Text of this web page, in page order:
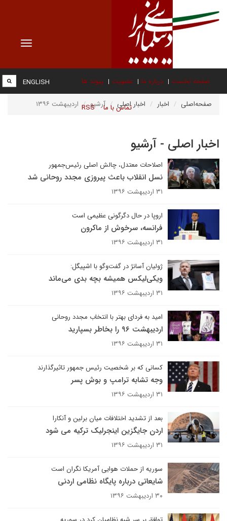
Toggle
صفحه نخست درباره ما عضویت پیوند ها
تماس با ما RSS
ENGLISH
صفحه‌اصلی اخبار اخبار اصلی آرشیو اردیبهشت ۱۳۹۶
اخبار اصلی - آرشیو
اصلاحات معتدل، چالش اصلی رئیس‌جمهور
نسل انقلاب باعث پیروزی مجدد روحانی شد
۳۱ اردیبهشت ۱۳۹۶
اروپا در حال دگرگونی عظیمی است
فرانسه، سرخوش از ماکرون
۳۱ اردیبهشت ۱۳۹۶
ژولیان آسانژ در گفت‌وگو با اشپیگل:
ویکی‌لیکس همیشه بچه بدی می‌ماند
۳۱ اردیبهشت ۱۳۹۶
امید به فردای بهتر با انتخاب مجدد روحانی
اردیبهشت ۹۶ را بخاطر بسپارید
۳۱ اردیبهشت ۱۳۹۶
کسانی که بر شخصیت رئیس جمهور تاثیرگذارند
وجه تشابه ترامپ و بوش پسر
۳۱ اردیبهشت ۱۳۹۶
بعد از تشدید اختلافات میان برلین و آنکارا
اردن جایگزین اینجرلیک ترکیه می شود
۳۱ اردیبهشت ۱۳۹۶
سوریه از حملات هوایی آمریکا نگران است
شایعاتی درباره پایگاه نظامی اردنی
۳۰ اردیبهشت ۱۳۹۶